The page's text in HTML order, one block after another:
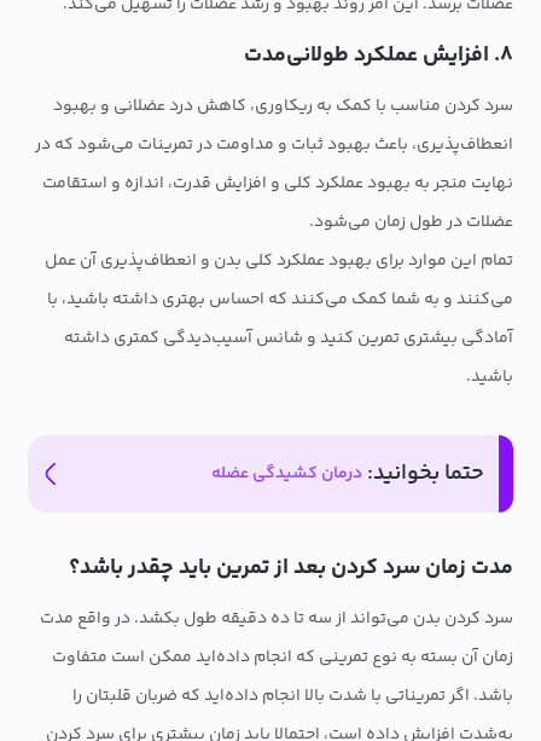
۸. افزایش عملکرد طولانی‌مدت
سرد کردن مناسب با کمک به ریکاوری، کاهش درد عضلانی و بهبود
انعطاف‌پذیری، باعث بهبود ثبات و مداومت در تمرینات می‌شود که در
نهایت منجر به بهبود عملکرد کلی و افزایش قدرت، اندازه و استقامت
عضلات در طول زمان می‌شود.
تمام این موارد برای بهبود عملکرد کلی بدن و انعطاف‌پذیری آن عمل
می‌کنند و به شما کمک می‌کنند که احساس بهتری داشته باشید، با
آمادگی بیشتری تمرین کنید و شانس آسیب‌دیدگی کمتری داشته
باشید.
حتما بخوانید: درمان کشیدگی عضله
مدت زمان سرد کردن بعد از تمرین باید چقدر باشد؟
سرد کردن بدن می‌تواند از سه تا ده دقیقه طول بکشد. در واقع مدت
زمان آن بسته به نوع تمرینی که انجام داده‌اید ممکن است متفاوت
باشد. اگر تمریناتی با شدت بالا انجام داده‌اید که ضربان قلبتان را
به‌شدت افزایش داده است، احتمالا باید زمان بیشتری برای سرد کردن